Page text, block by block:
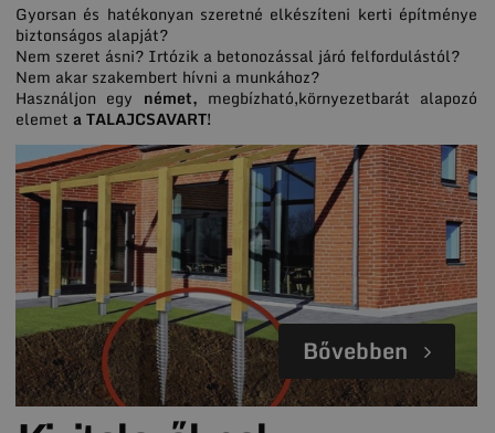
Gyorsan és hatékonyan szeretné elkészíteni kerti építménye
biztonságos alapját?
Nem szeret ásni? Irtózik a betonozással járó felfordulástól?
Nem akar szakembert hívni a munkához?
Használjon egy német, megbízható,környezetbarát alapozó
elemet a TALAJCSAVART!
Bővebben